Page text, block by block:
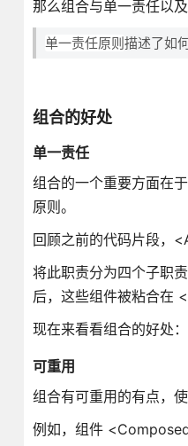
那么组合与单一责任以
单一责任原则描述了如
组合的好处
单一责任
组合的一个重要方面在
原则。
回顾之前的代码片段，
将此职责分为四个子职
后，这些组件被粘合在
现在来看看组合的好处
可重用
组合有可重用的有点，
例如，组件